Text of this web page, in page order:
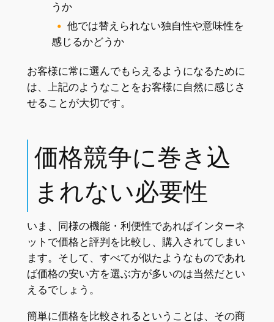
うか
他では替えられない独自性や意味性を
感じるかどうか
お客様に常に選んでもらえるようになるために
は、上記のようなことをお客様に自然に感じさ
せることが大切です。
価格競争に巻き込
まれない必要性
いま、同様の機能・利便性であればインターネ
ットで価格と評判を比較し、購入されてしまい
ます。そして、すべてが似たようなものであれ
ば価格の安い方を選ぶ方が多いのは当然だとい
えるでしょう。
簡単に価格を比較されるということは、その商